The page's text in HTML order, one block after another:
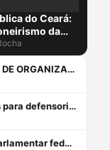
do Ceará:
da
DUAS AÇÕES PENAIS E UM SÓ DELITO DE ORGANIZAÇÃO CRIMINOSA?
Prazo em dobro nos juizados especiais para defensorias públicas
Opinião: A audiência de custódia de parlamentar federal